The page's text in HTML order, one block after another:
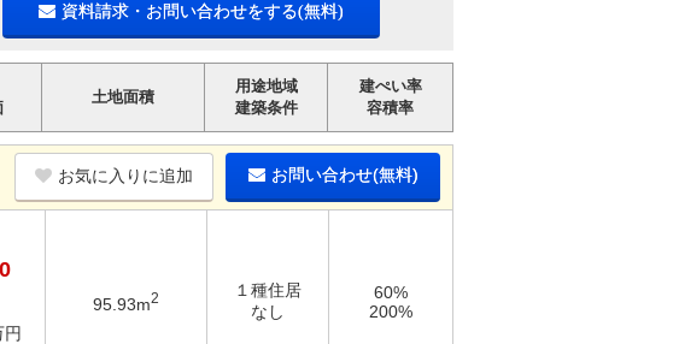
資料請求・お問い合わせをする(無料)
土地面積
用途地域
建築条件
建ぺい率
容積率
お気に入りに追加 お問い合わせ(無料)
95.93m2
１種住居
なし
60%
200%